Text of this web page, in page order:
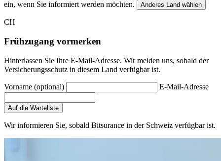
ein, wenn Sie informiert werden möchten. Anderes Land wählen
CH
Frühzugang vormerken
Hinterlassen Sie Ihre E-Mail-Adresse. Wir melden uns, sobald der
Versicherungsschutz in diesem Land verfügbar ist.
Vorname (optional) E-Mail-Adresse
Auf die Warteliste
Wir informieren Sie, sobald Bitsurance in der Schweiz verfügbar ist.